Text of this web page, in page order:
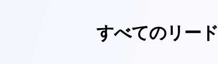
すべてのリー